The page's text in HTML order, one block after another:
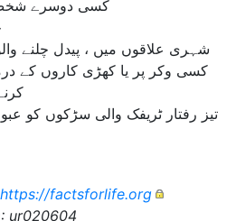
کسی دوسرے شخص
شہری علاقوں میں ، پیدل چلنے
کسی وکر پر یا کھڑی کاروں کے
تیز رفتار ٹریفک والی سڑکوں کو
https://factsforlife.org
ur020604